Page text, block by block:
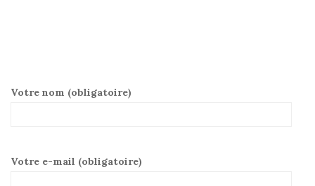
Votre nom (obligatoire)
Votre e-mail (obligatoire)